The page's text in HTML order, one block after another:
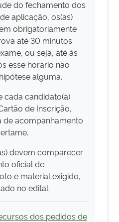
do fechamento dos
aplicação, os(as)
obrigatoriamente
até 30 minutos
ou seja, até às
esse horário não
alguma.
cada candidato(a)
de Inscrição,
de acompanhamento
devem comparecer
oficial de
e material exigido,
no edital.
dos pedidos de